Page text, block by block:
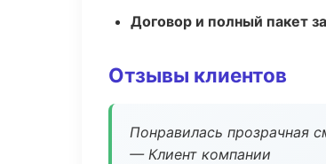
Договор и полный пакет
Отзывы клиентов
Понравилась прозрачная
— Клиент компании